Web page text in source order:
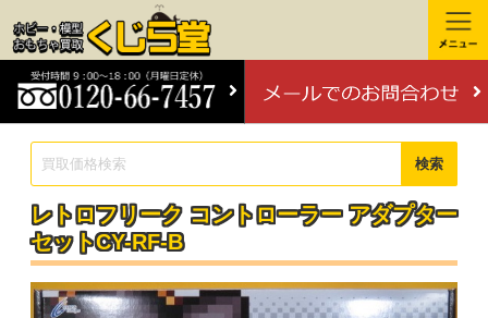
検索
レトロフリーク コントローラー アダプター
セットCY-RF-B